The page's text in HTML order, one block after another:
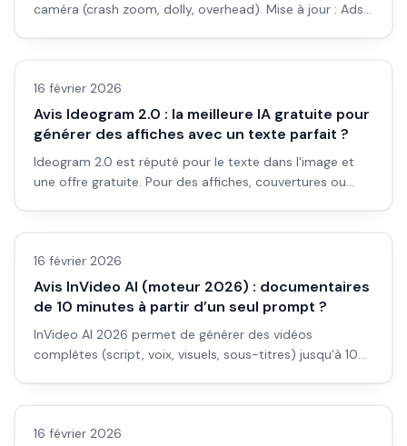
caméra (crash zoom, dolly, overhead). Mise à jour : Ads
Avis outils/services
16 février 2026
Avis Ideogram 2.0 : la meilleure IA gratuite pour
générer des affiches avec un texte parfait ?
Ideogram 2.0 est réputé pour le texte dans l'image et
une offre gratuite. Pour des affiches, couvertures ou
Avis outils/services
16 février 2026
Avis InVideo AI (moteur 2026) : documentaires
de 10 minutes à partir d’un seul prompt ?
InVideo AI 2026 permet de générer des vidéos
complètes (script, voix, visuels, sous-titres) jusqu’à 10
Avis outils/services
16 février 2026